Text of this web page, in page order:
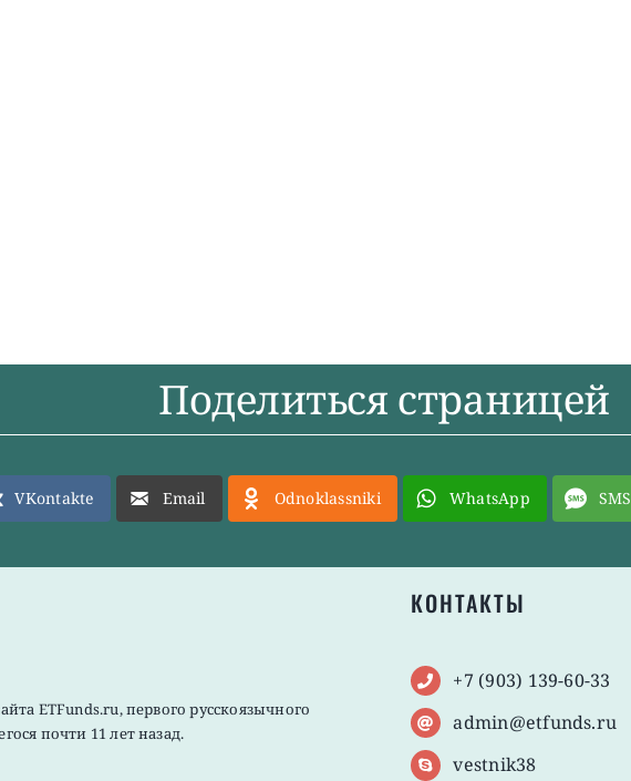
Поделиться страницей
VKontakte Email Odnoklassniki WhatsApp SMS
ETFunds.ru, первого русскоязычного
почти 11 лет назад.
КОНТАКТЫ
+7 (903) 139-60-33
admin@etfunds.ru
vestnik38